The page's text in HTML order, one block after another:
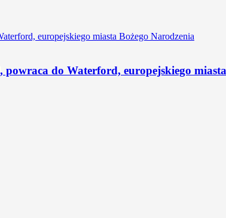
do Waterford, europejskiego